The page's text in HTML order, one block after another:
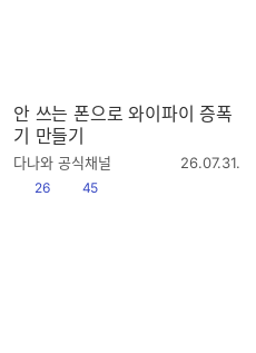
안 쓰는 폰으로 와이파이 증폭
기 만들기
다나와 공식채널
작
26.07.31.
공감
26 댓글수
45